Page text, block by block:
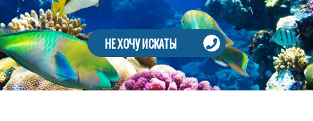
НЕ ХОЧУ ИСКАТЬ!